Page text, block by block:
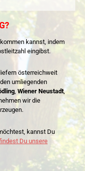
kannst, indem
eingibst.
österreichweit
umliegenden
, Wiener Neustadt,
wir die
kannst Du
Du unsere